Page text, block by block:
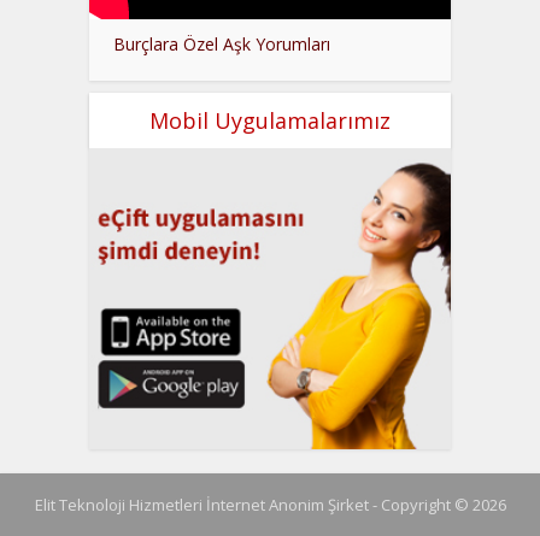
Burçlara Özel Aşk Yorumları
Mobil Uygulamalarımız
Elit Teknoloji Hizmetleri İnternet Anonim Şirket - Copyright © 2026